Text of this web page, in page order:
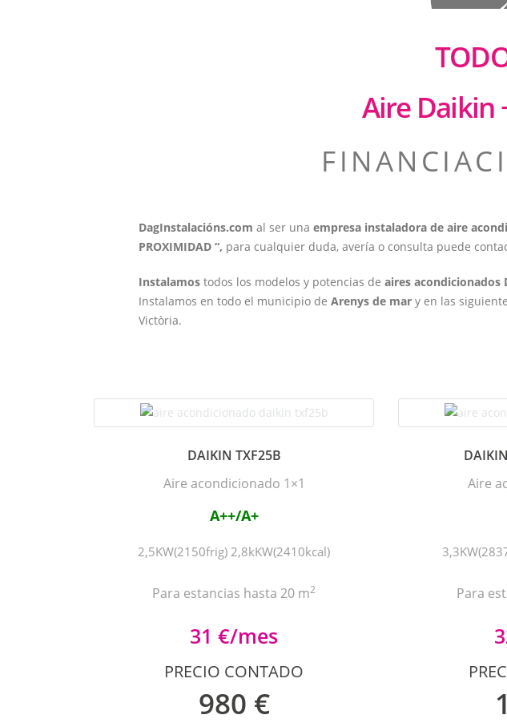
Aire Daikin
DagInstalacións.com al ser una empresa instaladora de aire
PROXIMIDAD “, para cualquier duda, avería o consulta puede
Instalamostodos los modelos y potencias de aires acondicionados
Instalamos en todo el municipio de Arenys de mary en las
Victòria.
DAIKIN TXF25B
Aire acondicionado 1×1
A++/A+
2,5KW(2150frig) 2,8kKW(2410kcal)
Para estancias hasta 20 m2
31 €/mes
PRECIO CONTADO
980 €
Aire
Para